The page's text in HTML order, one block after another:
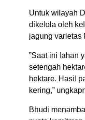
​Untuk wilayah
dikelola oleh
jagung varietas
​”Saat ini lahan
setengah
hektare. Hasil
kering,”
​Bhudi